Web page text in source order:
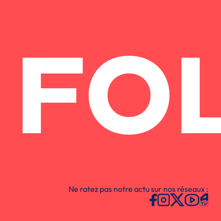
Ne ratez pas notre actu sur nos réseaux :